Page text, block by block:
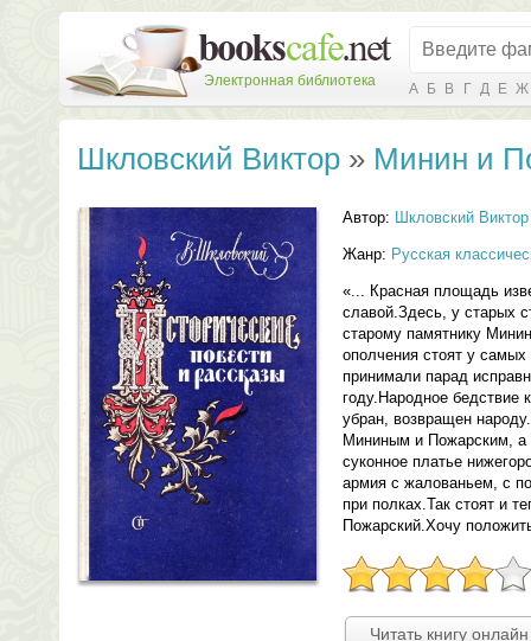
Электронная библиотека А Б В Г Д Е Ж
Шкловский Виктор » Минин и
Автор: Шкловский Виктор
Жанр: Русская
«... Красная площадь
славой.Здесь, у старых
старому памятнику
ополчения стоят у
принимали парад
году.Народное
убран, возвращен
Мининым и Пожарским,
суконное платье
армия с жалованьем, с
при полках.Так стоят и
Пожарский.Хочу
Читать книгу